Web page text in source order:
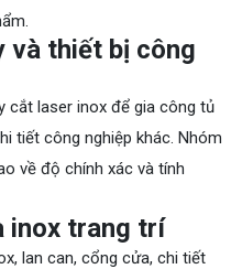
và thiết bị công
cắt laser inox để gia công tủ
tiết công nghiệp khác. Nhóm
về độ chính xác và tính
inox trang trí
lan can, cổng cửa, chi tiết